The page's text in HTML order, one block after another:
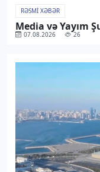
RƏSMI XƏBƏR
Media və Yayım
07.08.2026 26